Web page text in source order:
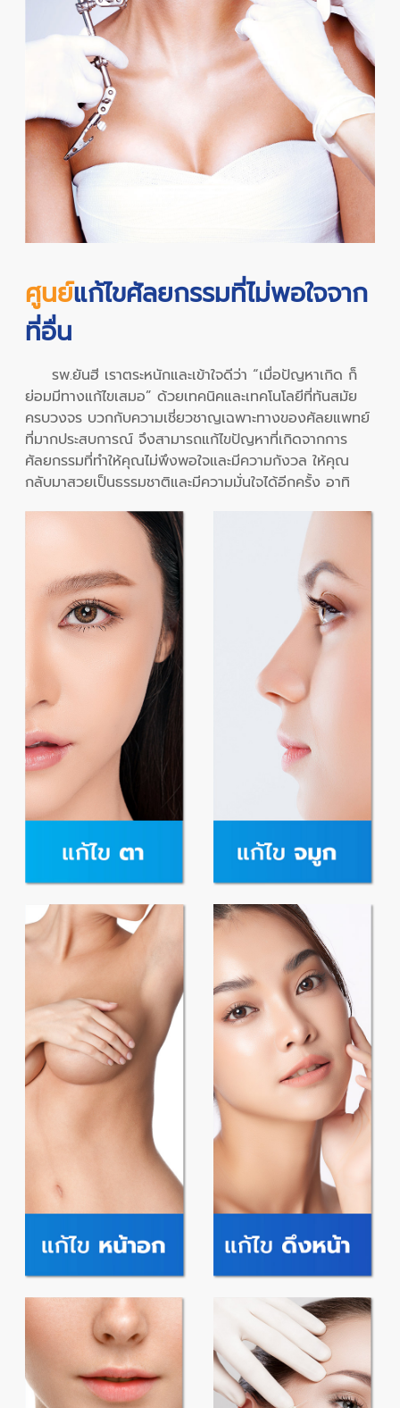
ศูนย์แก้ไขศัลยกรรมที่ไม่พอใจจาก
ที่อื่น
รพ.ยันฮี เราตระหนักและเข้าใจดีว่า “เมื่อปัญหาเกิด ก็
ย่อมมีทางแก้ไขเสมอ” ด้วยเทคนิคและเทคโนโลยีที่ทันสมัย
ครบวงจร บวกกับความเชี่ยวชาญเฉพาะทางของศัลยแพทย์
ที่มากประสบการณ์ จึงสามารถแก้ไขปัญหาที่เกิดจากการ
ศัลยกรรมที่ทำให้คุณไม่พึงพอใจและมีความกังวล ให้คุณ
กลับมาสวยเป็นธรรมชาติและมีความมั่นใจได้อีกครั้ง อาทิ